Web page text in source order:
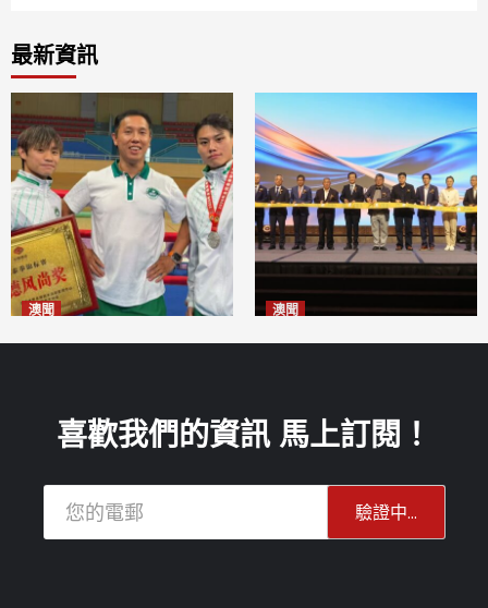
最新資訊
澳聞 澳聞
喜歡我們的資訊 馬上訂閱！